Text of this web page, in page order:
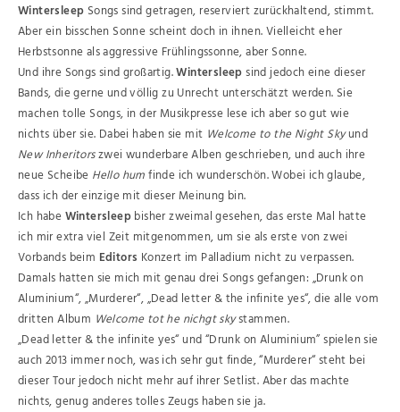
Wintersleep Songs sind getragen, reserviert zurückhaltend, stimmt.
Aber ein bisschen Sonne scheint doch in ihnen. Vielleicht eher
Herbstsonne als aggressive Frühlingssonne, aber Sonne.
Und ihre Songs sind großartig.Wintersleepsind jedoch eine dieser
Bands, die gerne und völlig zu Unrecht unterschätzt werden. Sie
machen tolle Songs, in der Musikpresse lese ich aber so gut wie
nichts über sie. Dabei haben sie mit Welcome to the Night Skyund
New Inheritorszwei wunderbare Alben geschrieben, und auch ihre
neue Scheibe Hello humfinde ich wunderschön. Wobei ich glaube,
dass ich der einzige mit dieser Meinung bin.
Ich habeWintersleepbisher zweimal gesehen, das erste Mal hatte
ich mir extra viel Zeit mitgenommen, um sie als erste von zwei
Vorbands beim Editors Konzert im Palladium nicht zu verpassen.
Damals hatten sie mich mit genau drei Songs gefangen: „Drunk on
Aluminium“, „Murderer“, „Dead letter & the infinite yes“, die alle vom
dritten Album Welcome tot he nichgt skystammen.
„Dead letter & the infinite yes“ und “Drunk on Aluminium” spielen sie
auch 2013 immer noch, was ich sehr gut finde, “Murderer“ steht bei
dieser Tour jedoch nicht mehr auf ihrer Setlist. Aber das machte
nichts, genug anderes tolles Zeugs haben sie ja.